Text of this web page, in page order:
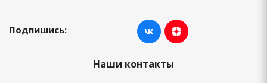
Подпишись:
Наши контакты